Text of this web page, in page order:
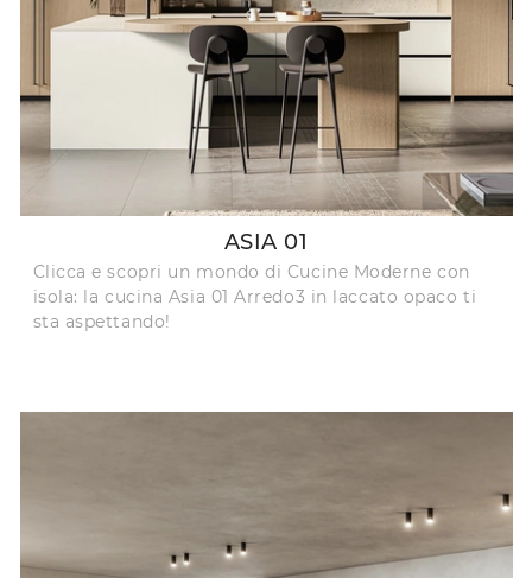
ASIA 01
Clicca e scopri un mondo di Cucine Moderne con
isola: la cucina Asia 01 Arredo3 in laccato opaco ti
sta aspettando!